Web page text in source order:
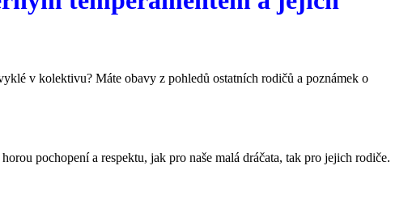
v kolektivu? Máte obavy z pohledů ostatních rodičů a poznámek o
pochopení a respektu, jak pro naše malá dráčata, tak pro jejich rodiče.